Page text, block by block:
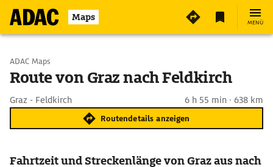
Maps MENÜ
Start wählen
ADAC Maps
Route von Graz nach Feldkirch
Graz - Feldkirch 6 h 55 min · 638 km
Routendetails anzeigen
Fahrtzeit und Streckenlänge von Graz aus nach